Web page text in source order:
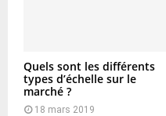
Quels sont les différents
types d’échelle sur le
marché ?
18 mars 2019